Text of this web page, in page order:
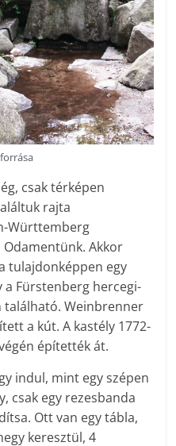
csak térképen
rajta
Württemberg
Akkor
tulajdonképpen egy
Fürstenberg hercegi-
Weinbrenner
a kút. A kastély 1772-
építették át.
indul, mint egy szépen
csak egy rezesbanda
Ott van egy tábla,
keresztül, 4